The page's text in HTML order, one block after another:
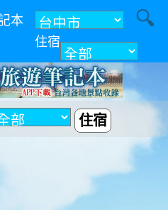
本
住宿
附近
住宿